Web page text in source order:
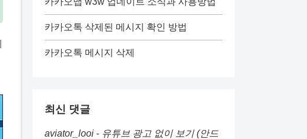
카카오톡 삭제된 메시지 확인 방법
카카오톡 메시지 삭제
최신 댓글
aviator_looi - 유튜브 광고 없이 보기 (안드